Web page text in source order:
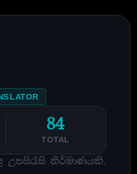
84
TOTAL
උපසිරැසි නිර්මාණයකි.